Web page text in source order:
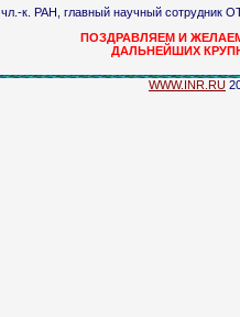
, чл.-к. РАН, главный научный сотрудник
ПОЗДРАВЛЯЕМ И
ДАЛЬНЕЙШИХ
WWW.INR.RU